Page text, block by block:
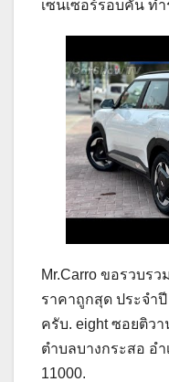
เซนเซอร์รอบคัน ทำ
Mr.Carro ขอรวบร
ราคาถูกสุด ประจำ
ครับ. eight ซอยติว
ตำบลบางกระสอ อ
11000.